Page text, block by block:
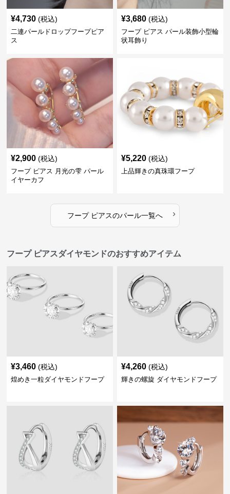
¥4,730 (税込)
二連パールドロップフープピア
ス
¥3,680 (税込)
フープ ピアス パール装飾小型輪
状耳飾り
¥2,900 (税込)
フープ ピアス 月光の雫 パール
イヤーカフ
¥5,220 (税込)
上品輝きの真珠環フープ
フープ ピアスのパール一覧へ ›
フープ ピアスダイヤモンドのおすすめアイテム
¥3,460 (税込)
煌めき一粒ダイヤモンドフープ
¥4,260 (税込)
輝きの螺旋 ダイヤモンドフープ